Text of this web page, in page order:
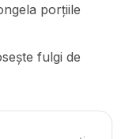
porțiile
fulgi de